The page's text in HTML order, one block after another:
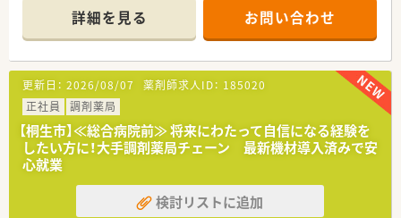
処方箋を応需する予定です。
■薬剤師4～5名と事務員3～4名体制でのスタートが予定されて
おり、多人数で協力して勤務します。
【求人情報について】
■経験に応じて年収500万円から650万円の範囲で決定され、高
収入を目指せます。
■年に2回の賞与に加え、業績により決算賞与が支給されるため
年収アップが可能です。
■遠方への転勤がないため、地域に根差して長期的に安定して就
【勤務実態について】
詳細を見る お問い合わせ
更新日： 2026/08/07 薬剤師求人ID： 185020
正社員
調剤薬局
【桐生市】≪総合病院前≫ 将来にわたって自信になる経験を
したい方に！大手調剤薬局チェーン 最新機材導入済みで安
心就業
検討リストに追加